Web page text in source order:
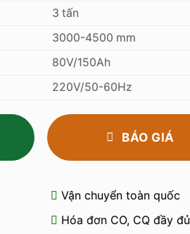
3 tấn
3000-4500 mm
80V/150Ah
220V/50-60Hz
BÁO GIÁ
Vận chuyển toàn quốc
Hóa đơn CO, CQ đầy đủ